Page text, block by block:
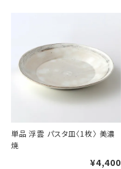
単品 浮雲 パスタ皿〈1枚〉 美濃
焼
¥4,400